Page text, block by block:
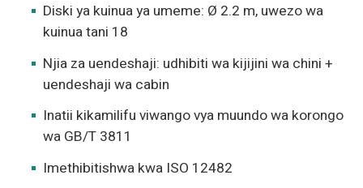
Diski ya kuinua ya umeme: Ø 2.2 m, uwezo wa
kuinua tani 18
Njia za uendeshaji: udhibiti wa kijijini wa chini +
uendeshaji wa cabin
Inatii kikamilifu viwango vya muundo wa korongo
wa GB/T 3811
Imethibitishwa kwa ISO 12482